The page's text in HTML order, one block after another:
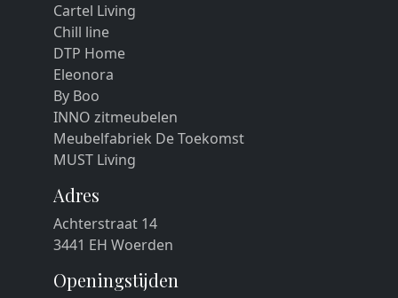
Cartel Living
Chill line
DTP Home
Eleonora
By Boo
INNO zitmeubelen
Meubelfabriek De Toekomst
MUST Living
Adres
Achterstraat 14
3441 EH Woerden
Openingstijden